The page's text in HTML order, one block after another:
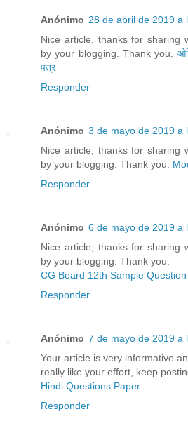
Anónimo 28 de abril de 2019 a
Nice article, thanks for sharing
by your blogging. Thank you.
पत्र
Responder
Anónimo 3 de mayo de 2019 a
Nice article, thanks for sharing
by your blogging. Thank you.
Responder
Anónimo 6 de mayo de 2019 a
Nice article, thanks for sharing
by your blogging. Thank you.
CG Board 12th Sample
Responder
Anónimo 7 de mayo de 2019 a
Your article is very informative
really like your effort, keep
Hindi Questions Paper
Responder